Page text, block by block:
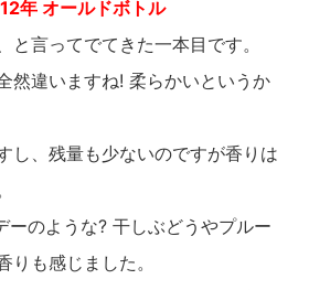
年 オールドボトル
と言ってでてきた一本目です。
然違いますね! 柔らかいというか
し、残量も少ないのですが香りは
ーのような? 干しぶどうやプルー
りも感じました。